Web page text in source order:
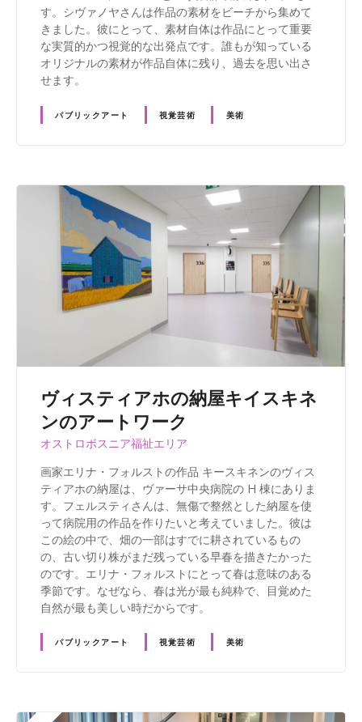
す。シヴァノヤさんは作品の素材をビーチから集めて
きました。彼にとって、素材自体は作品にとって重要
な実質的かつ視覚的な出発点です。誰もが知っている
オリジナルの素材が作品自体に残り、過去を思い出さ
せます。
パブリックアート 視覚芸術 美術
ヴィスティアホの納屋キイスキネ
ンのアートワーク
オストロボスニア福祉エリア
画家エリナ・フォルストの作品 キースキネンのヴィス
ティアホの納屋は、ヴァーサ中央病院の H 棟にありま
す。フェルスティさんは、無傷で整然とした納屋を使
って病院用の作品を作りたいと考えていました。彼は
この絵の中で、畑の一部はすでに耕されているもの
の、古い切り株がまだ残っている早春を描きたかった
のです。エリナ・フォルストにとって春は意味のある
季節です。なぜなら、春は光が最も純粋で、目覚めた
自然が最も美しい時だからです。
パブリックアート 視覚芸術 美術